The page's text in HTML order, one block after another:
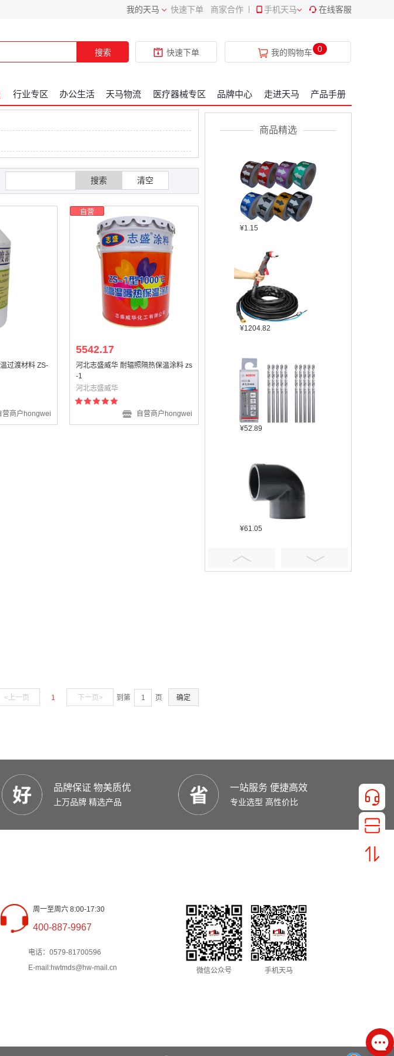
在线客服
手机天马
商家合作
快速下单
我的天马
搜索 快速下单 我的购物车 0
行业专区 办公生活 天马物流 医疗器械专区 品牌中心 走进天马 产品手册
搜索 清空
过渡材料 ZS-
营商户hongwei
5542.17
河北志盛威华 耐辐照隔热保温涂料 zs
-1
河北志盛威华
自营
自营商户hongwei
<上一页 1 下一页> 到第 页 确定
商品精选
¥2304.22
¥1.15
¥1204.82
¥52.89
¥61.05
¥3012.05
¥3.03
品牌保证 物美质优
上万品牌 精选产品
一站服务 便捷高效
专业选型 高性价比
周一至周六 8:00-17:30
400-887-9967
电话：0579-81700596
E-mail:hwtmds@hw-mail.cn
微信公众号 手机天马